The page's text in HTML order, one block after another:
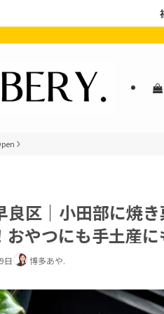
良区｜小田部に焼
おやつにも手土産
日 博多あや.